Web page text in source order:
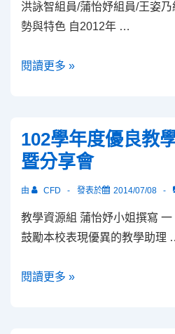
教
材
獎
洪詠智組員/蒲怡妤組員/王姿
勢與特色 自2012年 …
開
程
自
由
潮，
知
自
閱讀更多 »
102學年度優良教
暨分享會
由 CFD 發表於 2014/07/08
教學資源組 蒲怡妤小姐撰寫
鼓勵本校表現優異的教學助理
102
閱讀更多 »